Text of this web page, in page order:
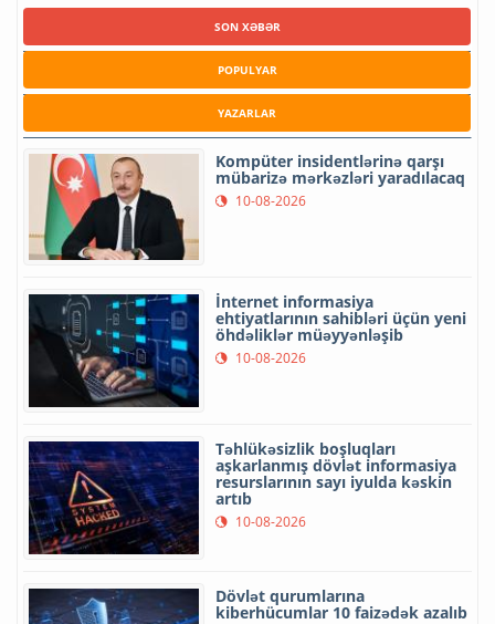
SON XƏBƏR
POPULYAR
YAZARLAR
Kompüter insidentlərinə qarşı
mübarizə mərkəzləri yaradılacaq
10-08-2026
İnternet informasiya
ehtiyatlarının sahibləri üçün yeni
öhdəliklər müəyyənləşib
10-08-2026
Təhlükəsizlik boşluqları
aşkarlanmış dövlət informasiya
resurslarının sayı iyulda kəskin
artıb
10-08-2026
Dövlət qurumlarına
kiberhücumlar 10 faizədək azalıb